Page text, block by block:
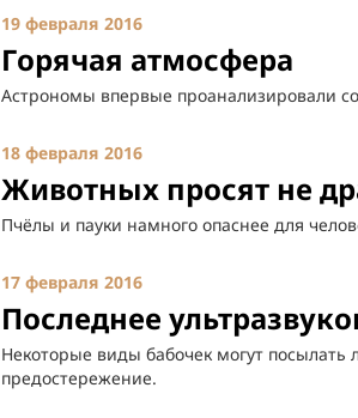
19 февраля 2016
Горячая атмосфера
Астрономы впервые проанализировали
18 февраля 2016
Животных просят не
Пчёлы и пауки намного опаснее для
17 февраля 2016
Последнее
Некоторые виды бабочек могут
предостережение.